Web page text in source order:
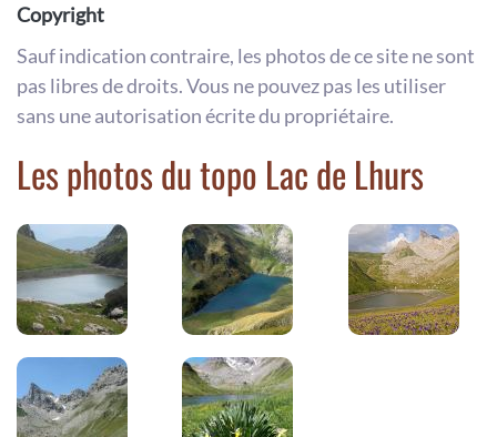
Copyright
Sauf indication contraire, les photos de ce site ne sont
pas libres de droits. Vous ne pouvez pas les utiliser
sans une autorisation écrite du propriétaire.
Les photos du topo Lac de Lhurs